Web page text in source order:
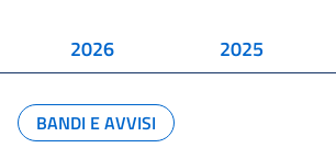
2026 2025
BANDI E AVVISI